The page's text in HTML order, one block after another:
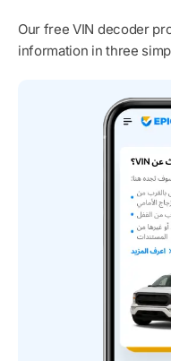
Our free VIN decoder
information in three